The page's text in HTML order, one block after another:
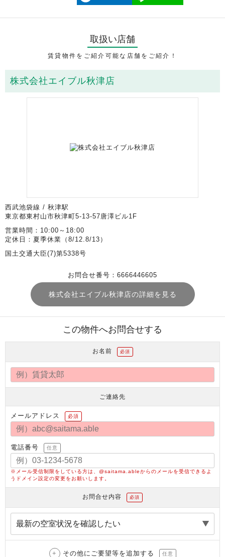
取扱い店舗
賃貸物件をご紹介可能な店舗をご紹介！
株式会社エイブル秋津店
西武池袋線 / 秋津駅
東京都東村山市秋津町5-13-57唐澤ビル1F
営業時間：10:00～18:00
定休日：夏季休業（8/12.8/13）
国土交通大臣(7)第5338号
お問合せ番号：6666446605
株式会社エイブル秋津店の詳細を見る
この物件へお問合せする
お名前 必須
ご連絡先
メールアドレス 必須
電話番号 任意
※メール受信制限をしている方は、@saitama.ableからのメールを受信できるよ
うドメイン設定の変更をお願いします。
お問合せ内容 必須
その他にご要望等を追加する 任意